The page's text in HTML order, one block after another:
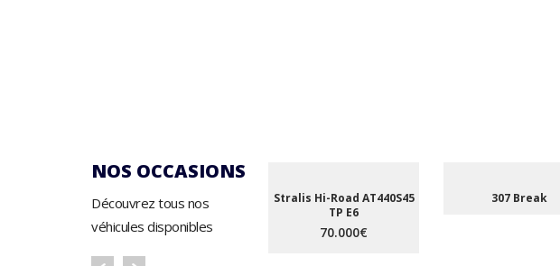
NOS OCCASIONS
Découvrez tous nos
véhicules disponibles
Stralis Hi-Road AT440S45
TP E6
70.000€
307 Break